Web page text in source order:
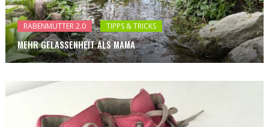
RABENMUTTER 2.0 TIPPS & TRICKS
MEHR GELASSENHEIT ALS MAMA